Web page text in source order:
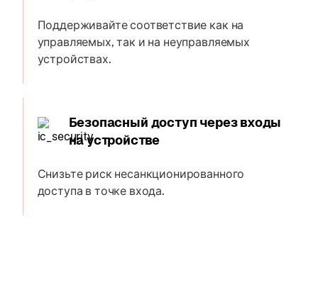
Поддерживайте соответствие как на
управляемых, так и на неуправляемых
устройствах.
Безопасный доступ через входы
на устройстве
Снизьте риск несанкционированного
доступа в точке входа.